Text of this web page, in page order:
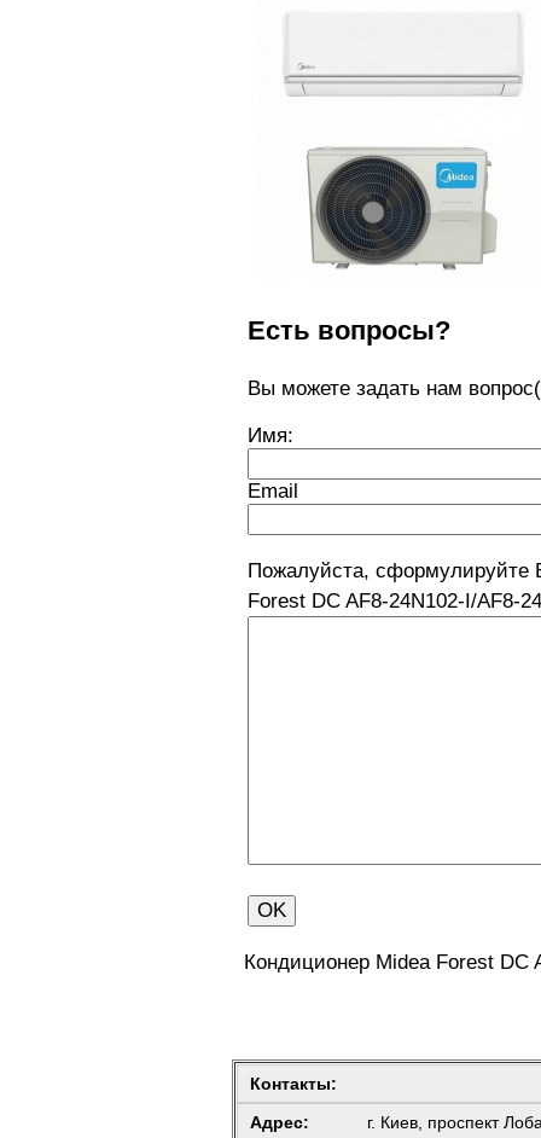
Есть вопросы?
Вы можете задать нам
Имя:
Email
Пожалуйста, сформулируйте
Forest DC AF8-24N102-I/AF8-
Кондиционер Midea Forest DC
Контакты:
Адрес:
г. Киев, проспект